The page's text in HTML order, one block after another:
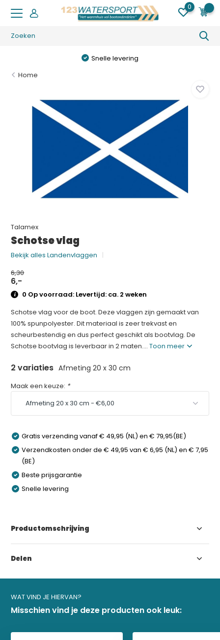
0
Snelle levering
Home
Talamex
Schotse vlag
Bekijk alles Landenvlaggen
6,30
6,-
0 Op voorraad: Levertijd: ca. 2 weken
Schotse vlag voor de boot. Deze vlaggen zijn gemaakt van
100% spunpolyester. Dit materiaal is zeer trekvast en
scheurbestendig en dus perfect geschikt als bootvlag. De
Schotse bootvlag is leverbaar in 2 maten....Toon meer
2 variaties Afmeting 20 x 30 cm
Maak een keuze: *
Gratis verzending vanaf € 49,95 (NL) en € 79,95(BE)
Verzendkosten onder de € 49,95 van € 6,95 (NL) en € 7,95
(BE)
Beste prijsgarantie
Snelle levering
Productomschrijving
Delen
WAT VIND JE HIERVAN?
Misschien vind je deze producten ook leuk: